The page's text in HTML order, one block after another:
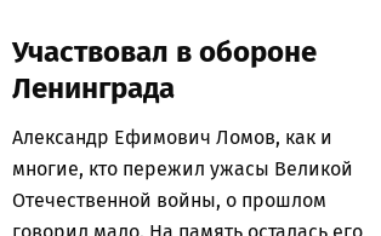
Участвовал в обороне
Ленинграда
Александр Ефимович Ломов, как и
многие, кто пережил ужасы Великой
Отечественной войны, о прошлом